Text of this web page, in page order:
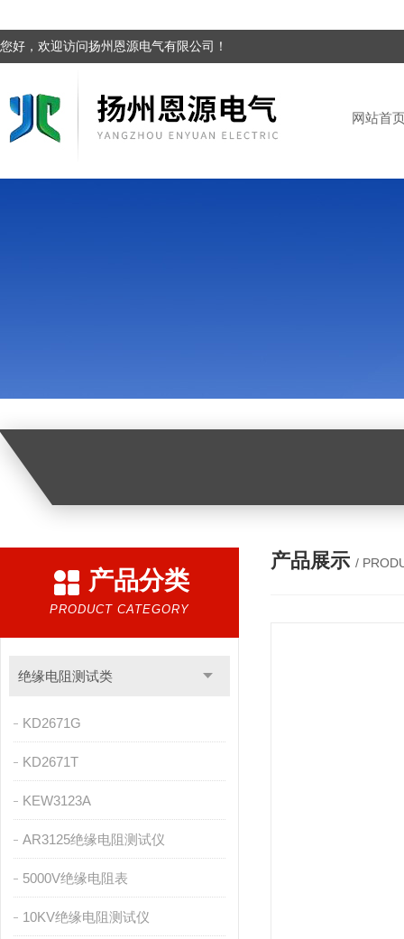
您好，欢迎访问扬州恩源电气有限公司！
网站首
产品分类
PRODUCT CATEGORY
绝缘电阻测试类
KD2671G
KD2671T
KEW3123A
AR3125绝缘电阻测试仪
5000V绝缘电阻表
10KV绝缘电阻测试仪
产品展示 /